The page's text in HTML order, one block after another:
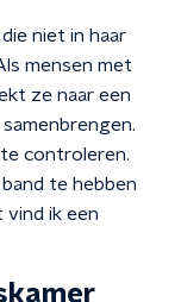
niet in haar
mensen met
ze naar een
controleren.
te hebben
ik een